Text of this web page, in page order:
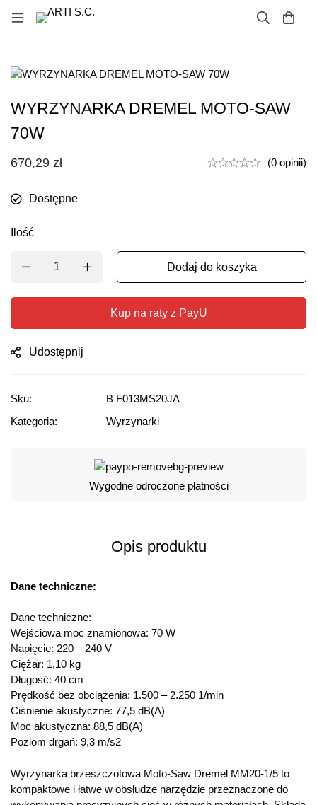
WYRZYNARKA DREMEL MOTO-SAW
70W
670,29 zł (0 opinii)
Dostępne
Ilość
Dodaj do koszyka
Kup na raty z PayU
Udostępnij
Sku:
B F013MS20JA
Kategoria:
Wyrzynarki
Wygodne odroczone płatności
Opis produktu
Dane techniczne:
Dane techniczne:
Wejściowa moc znamionowa: 70 W
Napięcie: 220 – 240 V
Ciężar: 1,10 kg
Długość: 40 cm
Prędkość bez obciążenia: 1.500 – 2.250 1/min
Ciśnienie akustyczne: 77,5 dB(A)
Moc akustyczna: 88,5 dB(A)
Poziom drgań: 9,3 m/s2
Wyrzynarka brzeszczotowa Moto-Saw Dremel MM20-1/5 to
kompaktowe i łatwe w obsłudze narzędzie przeznaczone do